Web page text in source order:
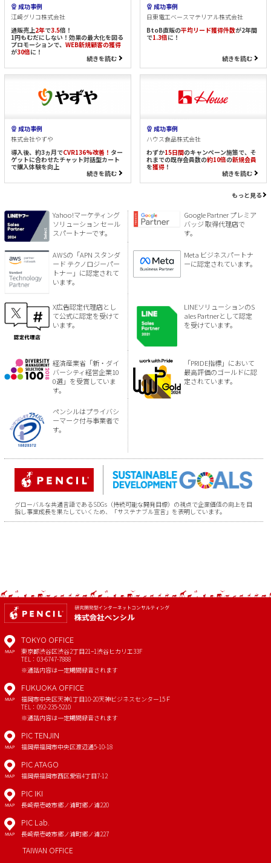
成功事例
江崎グリコ株式会社
通販売上2年で3.5倍！
1円もむだにしない！効果の最大化を図る
プロモーションで、WEB新規顧客の獲得
が30倍に！
続きを読む
成功事例
日東電工ベースマテリアル株式会社
BtoB直販の平均リード獲得件数が2年間
で1.3倍に！
続きを読む
成功事例
株式会社やずや
導入後、約3ヵ月でCVR136%改善！ ター
ゲットに合わせたチャット対話型カート
で購入体験を向上
続きを読む
成功事例
ハウス食品株式会社
わずか15日間のキャンペーン施策で、そ
れまでの既存会員数の約10倍の新規会員
を獲得！
続きを読む
もっと見る
Yahoo!マーケティング
ソリューション セール
スパートナーです。
Google Partner プレミア
バッジ 取得代理店で
す。
AWSの「APN スタンダ
ード テクノロジーパー
トナー」に認定されて
います。
Meta ビジネスパートナ
ーに認定されています。
X広告認定代理店とし
て公式に認定を受けて
います。
LINEソリューションのS
ales Partnerとして認定
を受けています。
経済産業省「新・ダイ
バーシティ経営企業10
0選」を受賞していま
す。
「PRIDE指標」において
最高評価のゴールドに認
定されています。
ペンシルはプライバシ
ーマーク付与事業者で
す。
グローバルな共通言語であるSDGs（持続可能な開発目標）の視点で企業価値の向上を目
指し事業成長を果たしていくため、「サステナブル宣言」を表明しています。
MAP
TOKYO OFFICE
東京都渋谷区渋谷2丁目21−1渋谷ヒカリエ33F
TEL：03-6747-7888
※通話内容は一定期間録音されます
MAP
FUKUOKA OFFICE
福岡市中央区天神1丁目10-20天神ビジネスセンター15Ｆ
TEL：092-235-5210
※通話内容は一定期間録音されます
MAP
PIC TENJIN
福岡県福岡市中央区渡辺通5-10-18
MAP
PIC ATAGO
福岡県福岡市西区愛宕4丁目7-12
MAP
PIC IKI
長崎県壱岐市郷ノ浦町郷ノ浦220
MAP
PIC Lab.
長崎県壱岐市郷ノ浦町郷ノ浦227
TAIWAN OFFICE